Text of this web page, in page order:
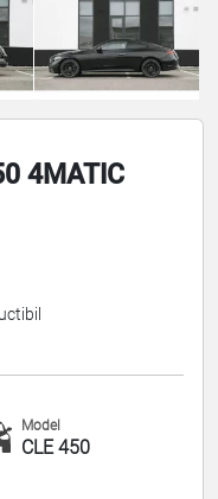
4MATIC
Model
CLE 450